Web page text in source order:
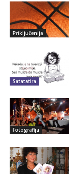
Priključenija
Satatatira
Fotografija